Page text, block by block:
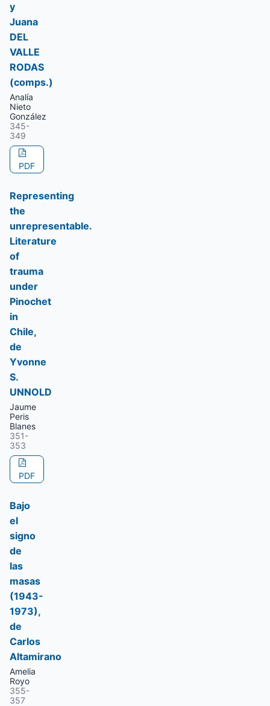
y
Juana
DEL
VALLE
RODAS
(comps.)
Analía
Nieto
González
345-
349
PDF
Representing
the
unrepresentable.
Literature
of
trauma
under
Pinochet
in
Chile,
de
Yvonne
S.
UNNOLD
Jaume
Peris
Blanes
351-
353
PDF
Bajo
el
signo
de
las
masas
(1943-
1973),
de
Carlos
Altamirano
Amelia
Royo
355-
357